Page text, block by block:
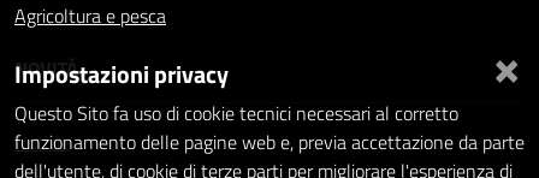
Agricoltura e pesca
NOVITÀ
Notizie
×
Impostazioni privacy
Questo Sito fa uso di cookie tecnici necessari al corretto
funzionamento delle pagine web e, previa accettazione da parte
dell'utente, di cookie di terze parti per migliorare l'esperienza di